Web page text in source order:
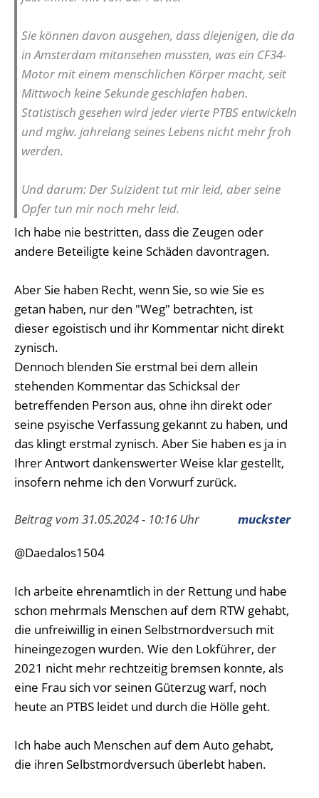
Sie können davon ausgehen, dass diejenigen, die da
in Amsterdam mitansehen mussten, was ein CF34-
Motor mit einem menschlichen Körper macht, seit
Mittwoch keine Sekunde geschlafen haben.
Statistisch gesehen wird jeder vierte PTBS entwickeln
und mglw. jahrelang seines Lebens nicht mehr froh
werden.
Und darum: Der Suizident tut mir leid, aber seine
Opfer tun mir noch mehr leid.
Ich habe nie bestritten, dass die Zeugen oder
andere Beteiligte keine Schäden davontragen.
Aber Sie haben Recht, wenn Sie, so wie Sie es
getan haben, nur den "Weg" betrachten, ist
dieser egoistisch und ihr Kommentar nicht direkt
zynisch.
Dennoch blenden Sie erstmal bei dem allein
stehenden Kommentar das Schicksal der
betreffenden Person aus, ohne ihn direkt oder
seine psyische Verfassung gekannt zu haben, und
das klingt erstmal zynisch. Aber Sie haben es ja in
Ihrer Antwort dankenswerter Weise klar gestellt,
insofern nehme ich den Vorwurf zurück.
Beitrag vom 31.05.2024 - 10:16 Uhr muckster
@Daedalos1504
Ich arbeite ehrenamtlich in der Rettung und habe
schon mehrmals Menschen auf dem RTW gehabt,
die unfreiwillig in einen Selbstmordversuch mit
hineingezogen wurden. Wie den Lokführer, der
2021 nicht mehr rechtzeitig bremsen konnte, als
eine Frau sich vor seinen Güterzug warf, noch
heute an PTBS leidet und durch die Hölle geht.
Ich habe auch Menschen auf dem Auto gehabt,
die ihren Selbstmordversuch überlebt haben.